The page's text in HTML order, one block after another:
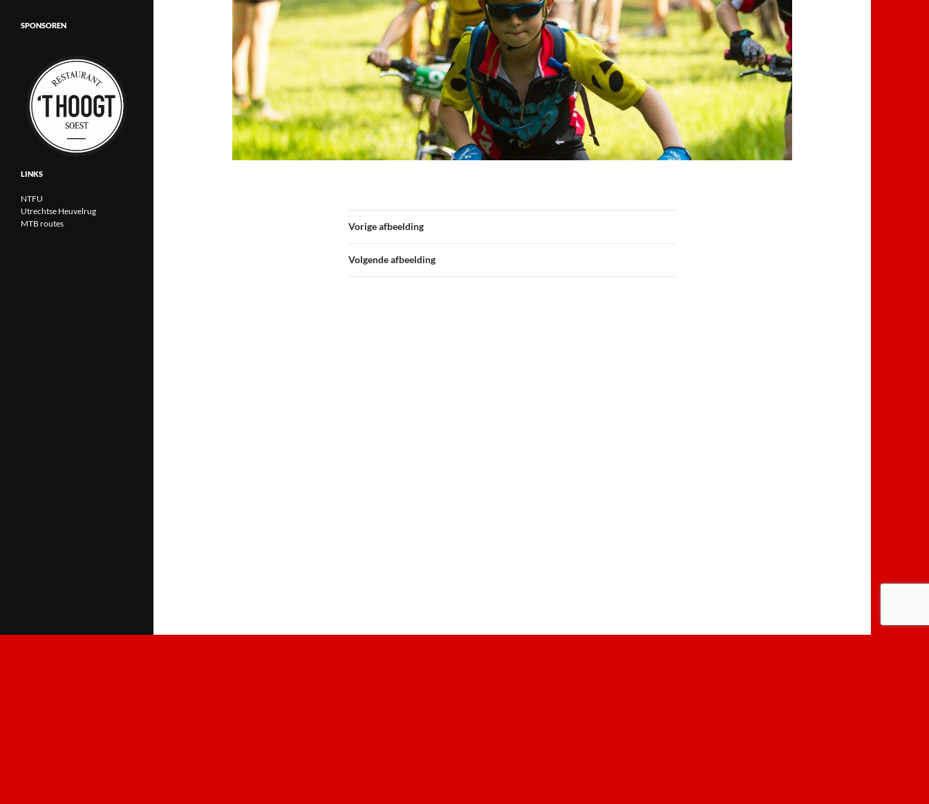
Vorige afbeelding
Volgende afbeelding
SPONSOREN
LINKS
NTFU
Utrechtse Heuvelrug
MTB routes